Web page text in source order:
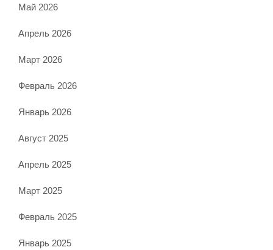
Май 2026
Апрель 2026
Март 2026
Февраль 2026
Январь 2026
Август 2025
Апрель 2025
Март 2025
Февраль 2025
Январь 2025